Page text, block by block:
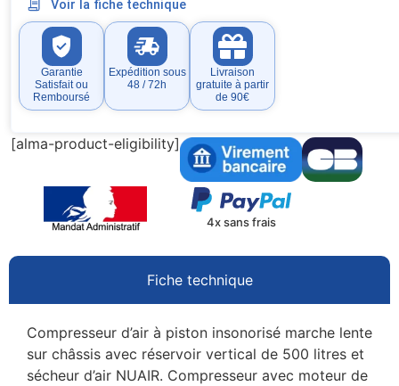
Voir la fiche technique
Garantie
Satisfait ou
Remboursé
Expédition sous
48 / 72h
Livraison
gratuite à partir
de 90€
[alma-product-eligibility]
4x sans frais
Fiche technique
Compresseur d’air à piston insonorisé marche lente
sur châssis avec réservoir vertical de 500 litres et
sécheur d’air NUAIR. Compresseur avec moteur de